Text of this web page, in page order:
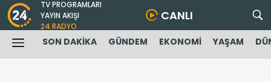
TV PROGRAMLARI
YAYIN AKIŞI
24 RADYO
CANLI
SON DAKİKA GÜNDEM EKONOMİ YAŞAM